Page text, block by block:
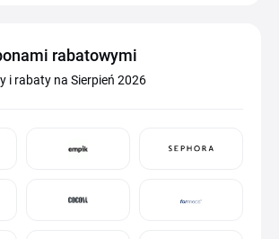
rabatowymi
i rabaty na Sierpień 2026